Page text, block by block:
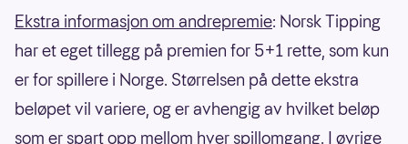
Ekstra informasjon om andrepremie: Norsk Tipping
har et eget tillegg på premien for 5+1 rette, som kun
er for spillere i Norge. Størrelsen på dette ekstra
beløpet vil variere, og er avhengig av hvilket beløp
som er spart opp mellom hver spillomgang. I øvrige